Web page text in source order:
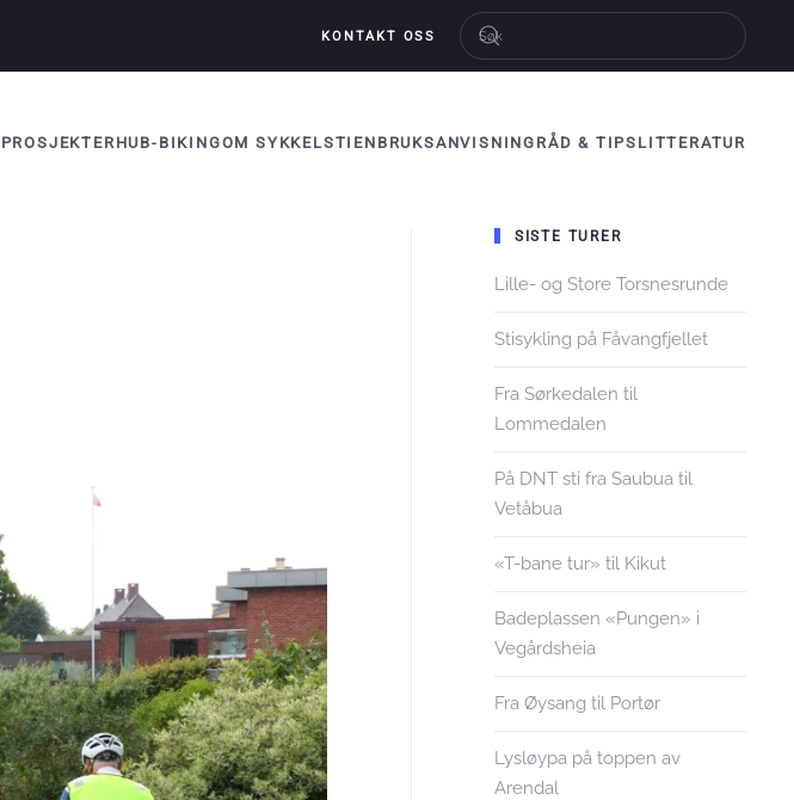
KONTAKT OSS
PROSJEKTERHUB-BIKINGOM SYKKELSTIEN BRUKSANVISNING RÅD & TIPS LITTERATUR
SISTE TURER
Lille- og Store Torsnesrunde
Stisykling på Fåvangfjellet
Fra Sørkedalen til
Lommedalen
På DNT sti fra Saubua til
Vetåbua
«T-bane tur» til Kikut
Badeplassen «Pungen» i
Vegårdsheia
Fra Øysang til Portør
Lysløypa på toppen av
Arendal